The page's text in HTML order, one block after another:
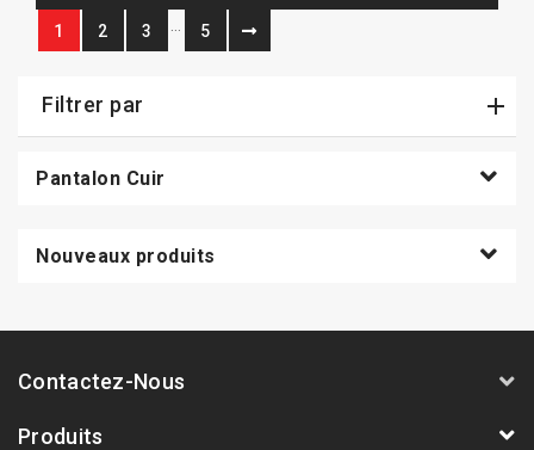
1 2 3 5
Filtrer par
Pantalon Cuir
Nouveaux produits
Contactez-Nous
Produits